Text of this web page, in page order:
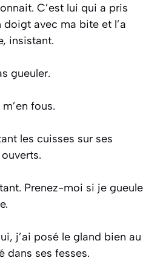
C’est lui qui a pris
avec ma bite et l’a
insistant.
gueuler.
fous.
les cuisses sur ses
Prenez-moi si je gueule
j’ai posé le gland bien au
dans ses fesses.